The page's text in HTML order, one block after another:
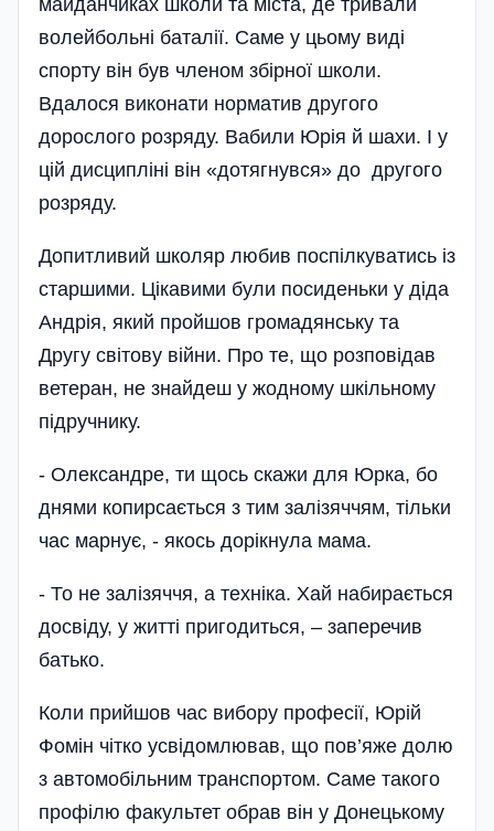
волейбольні баталії. Саме у цьому виді
спорту він був членом збірної школи.
Вдалося виконати норматив другого
дорослого розряду. Вабили Юрія й шахи. І у
цій дисципліні він «дотягнувся» до другого
розряду.
Допитливий школяр любив поспілкуватись із
старшими. Цікавими були посиденьки у діда
Андрія, який пройшов громадянську та
Другу світову війни. Про те, що розповідав
ветеран, не знайдеш у жодному шкільному
підручнику.
- Олександре, ти щось скажи для Юрка, бо
днями копирсається з тим залізяччям, тільки
час марнує, - якось дорікнула мама.
- То не залізяччя, а техніка. Хай набирається
досвіду, у житті пригодиться, – заперечив
батько.
Коли прийшов час вибору професії, Юрій
Фомін чітко усвідомлював, що пов’яже долю
з автомобільним транспортом. Саме такого
профі­лю факультет обрав він у Донецькому